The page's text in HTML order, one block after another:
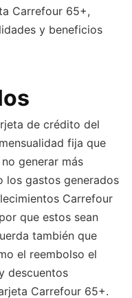
Carrefour 65+,
y beneficios
de crédito del
fija que
generar más
los gastos generados
Carrefour
que estos sean
también que
el reembolso el
descuentos
Carrefour 65+.